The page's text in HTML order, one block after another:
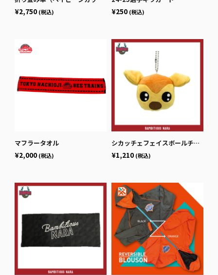
¥2,750 (税込) ¥250 (税込)
マフラータオル
¥2,000 (税込)
シカッチェフェイスボールチェーン
¥1,210 (税込)